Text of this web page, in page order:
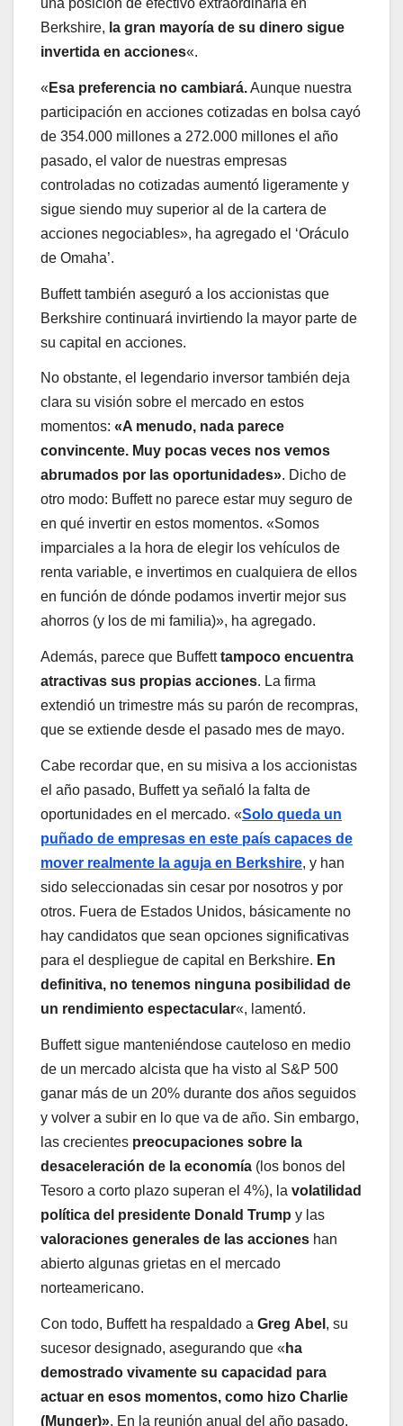
una posición de efectivo extraordinaria en
Berkshire, la gran mayoría de su dinero sigue
invertida en acciones«.
« Esa preferencia no cambiará.Aunque nuestra
participación en acciones cotizadas en bolsa cayó
de 354.000 millones a 272.000 millones el año
pasado, el valor de nuestras empresas
controladas no cotizadas aumentó ligeramente y
sigue siendo muy superior al de la cartera de
acciones negociables», ha agregado el ‘Oráculo
de Omaha’.
Buffett también aseguró a los accionistas que
Berkshire continuará invirtiendo la mayor parte de
su capital en acciones.
No obstante, el legendario inversor también deja
clara su visión sobre el mercado en estos
momentos: «A menudo, nada parece
convincente. Muy pocas veces nos vemos
abrumados por las oportunidades». Dicho de
otro modo: Buffett no parece estar muy seguro de
en qué invertir en estos momentos. «Somos
imparciales a la hora de elegir los vehículos de
renta variable, e invertimos en cualquiera de ellos
en función de dónde podamos invertir mejor sus
ahorros (y los de mi familia)», ha agregado.
Además, parece que Buffetttampoco encuentra
atractivas sus propias acciones. La firma
extendió un trimestre más su parón de recompras,
que se extiende desde el pasado mes de mayo.
Cabe recordar que, en su misiva a los accionistas
el año pasado, Buffett ya señaló la falta de
oportunidades en el mercado. «Solo queda un
puñado de empresas en este país capaces de
mover realmente la aguja en Berkshire, y han
sido seleccionadas sin cesar por nosotros y por
otros. Fuera de Estados Unidos, básicamente no
hay candidatos que sean opciones significativas
para el despliegue de capital en Berkshire. En
definitiva, no tenemos ninguna posibilidad de
un rendimiento espectacular«, lamentó.
Buffett sigue manteniéndose cauteloso en medio
de un mercado alcista que ha visto al S&P 500
ganar más de un 20% durante dos años seguidos
y volver a subir en lo que va de año. Sin embargo,
las crecientes preocupaciones sobre la
desaceleración de la economía (los bonos del
Tesoro a corto plazo superan el 4%), la volatilidad
política del presidente Donald Trump y las
valoraciones generales de las acciones han
abierto algunas grietas en el mercado
norteamericano.
Con todo, Buffett ha respaldado a Greg Abel , su
sucesor designado, asegurando que « ha
demostrado vivamente su capacidad para
actuar en esos momentos, como hizo Charlie
(Munger)». En la reunión anual del año pasado,